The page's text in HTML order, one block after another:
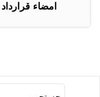
امضاء